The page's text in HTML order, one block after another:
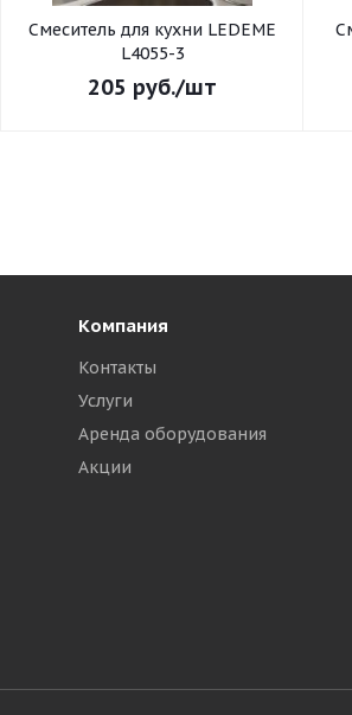
Смеситель для кухни LEDEME
L4055-3
205 руб./шт
Компания
Контакты
Услуги
Аренда оборудования
Акции